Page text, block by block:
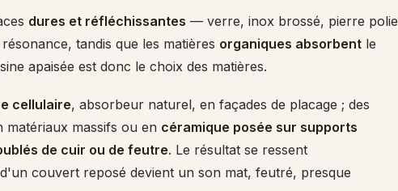
dures et réfléchissantes — verre, inox brossé, pierre polie
tandis que les matières organiques absorbent le
apaisée est donc le choix des matières.
cellulaire, absorbeur naturel, en façades de placage ; des
matériaux massifs ou en céramique posée sur supports
de cuir ou de feutre. Le résultat se ressent
couvert reposé devient un son mat, feutré, presque